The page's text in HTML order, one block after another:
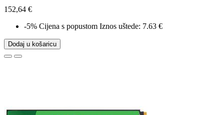
152,64 €
-5% Cijena s popustom Iznos uštede: 7.63 €
Dodaj u košaricu